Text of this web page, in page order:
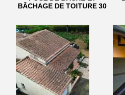
BÂCHAGE DE TOITURE 30